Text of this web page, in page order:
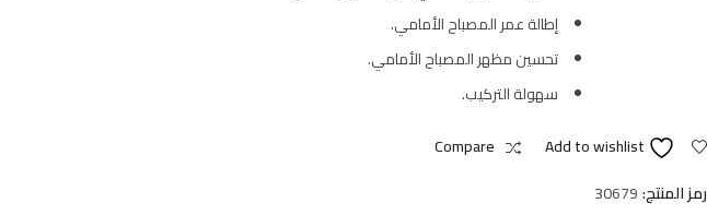
إطالة عمر المصباح الأمامي.
تحسين مظهر المصباح الأمامي.
سهولة التركيب.
Add to wishlist
Compare
رمز المنتج:30679